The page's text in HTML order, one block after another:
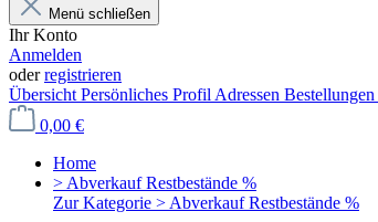
Menü schließen
Ihr Konto
Anmelden
oderregistrieren
Übersicht Persönliches Profil Adressen Bestellungen
0,00 €
Home
> Abverkauf Restbestände %
Zur Kategorie > Abverkauf Restbestände %